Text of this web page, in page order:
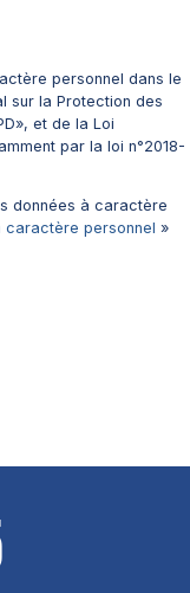
personnel dans le
sur la Protection des
et de la Loi
par la loi n°2018-
données à caractère
caractère personnel »